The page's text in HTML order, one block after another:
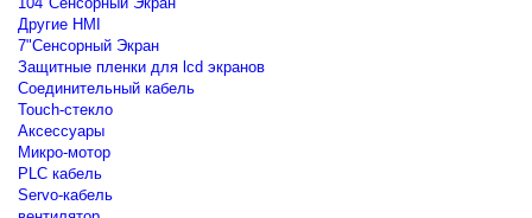
Другие HMI
7"Сенсорный Экран
Защитные пленки для lcd экранов
Соединительный кабель
Touch-стекло
Аксессуары
Микро-мотор
PLC кабель
Servo-кабель